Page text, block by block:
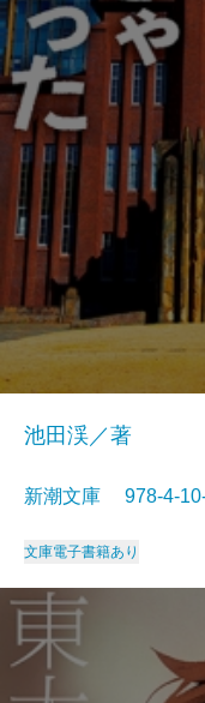
池田渓／著
新潮文庫 978-4-
文庫電子書籍あり